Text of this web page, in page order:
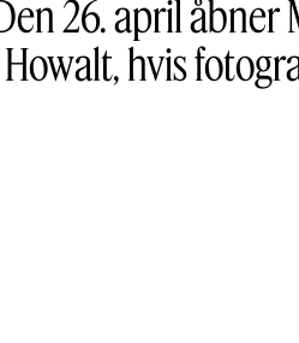
26. april
Howalt, hvis